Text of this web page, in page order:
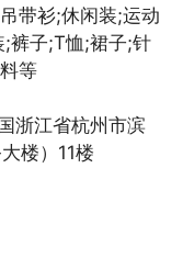
带衫;休闲装;运动
裤子;T恤;裙子;针
等
浙江省杭州市滨
楼）11楼